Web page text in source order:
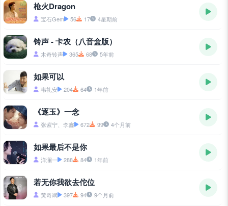
枪火Dragon
宝石Gem 56 17 4星期前
铃声 - 卡农（八音盒版）
木奇铃声 365 68 5年前
如果可以
韦礼安 204 64 1年前
《逐玉》一念
张紫宁、李鑫 672 99 4个月前
如果最后不是你
洋澜一 288 84 1年前
若无你我欲去佗位
黃奇斌 397 94 9个月前